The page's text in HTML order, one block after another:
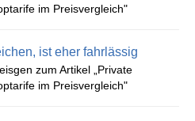
im Preisvergleich"
ist eher fahrlässig
zum Artikel „Private
im Preisvergleich"